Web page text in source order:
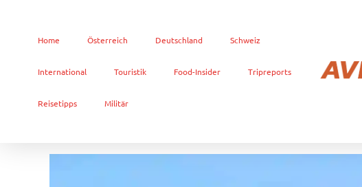
Home Österreich Deutschland Schweiz
International Touristik Food-Insider Tripreports
Reisetipps Militär